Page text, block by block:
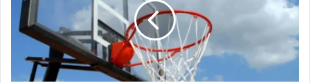
فوائدها
الصحية
وتاريخها
وقوانينها
الأساسية